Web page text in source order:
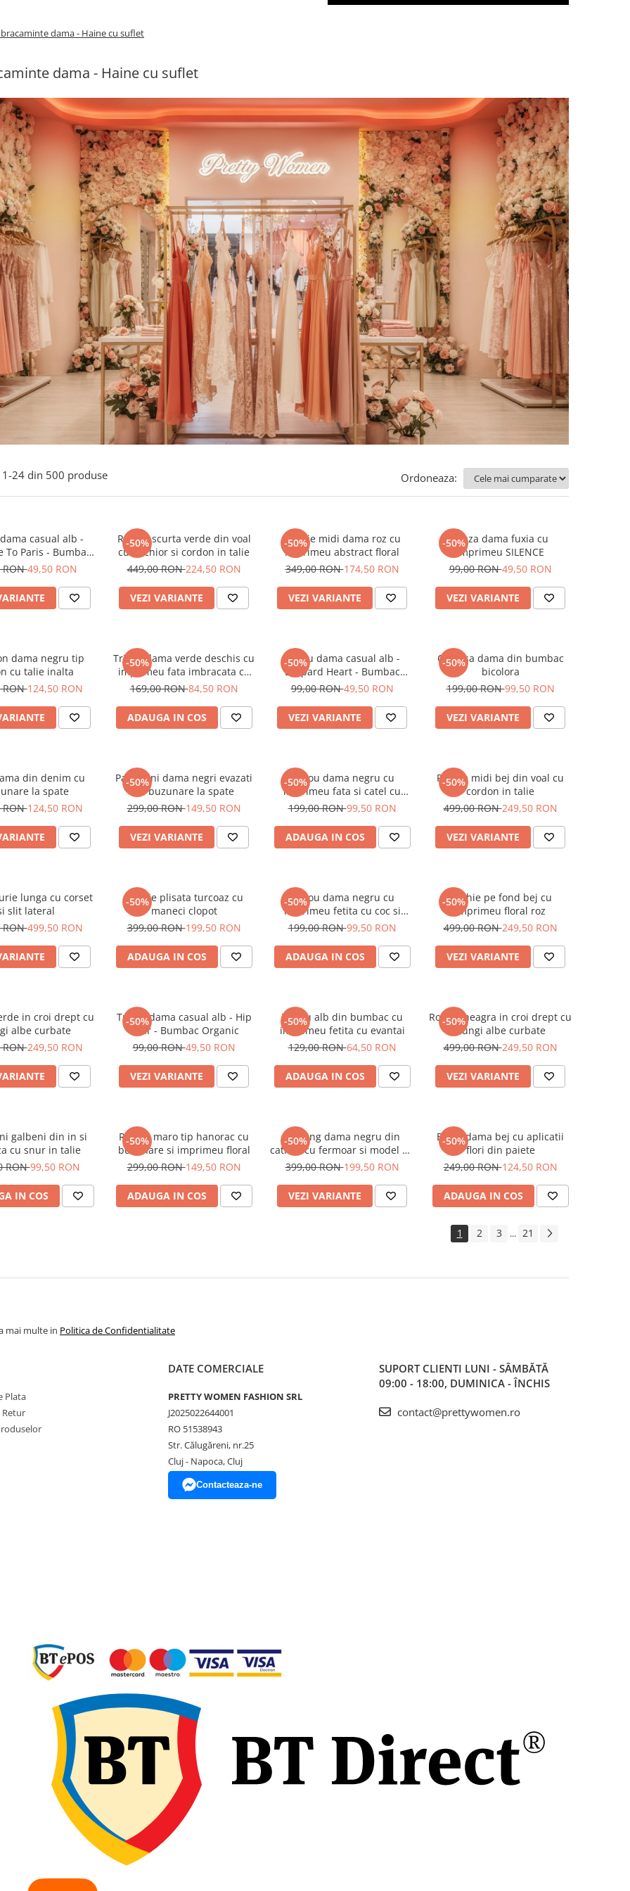
dama - Haine cu suflet
dama - Haine cu suflet
1-24 din 500 produse Ordoneaza:
casual alb -
To Paris - Bumbac
Organic
RON49,50 RON
-50%
Rochie scurta verde din voal
cu anchior si cordon in talie
449,00 RON224,50 RON
VEZI VARIANTE
-50%
Rochie midi dama roz cu
imprimeu abstract floral
349,00 RON174,50 RON
VEZI VARIANTE
-50%Bluza dama fuxia cu
imprimeu SILENCE
99,00 RON49,50 RON
VEZI VARIANTE
dama negru tip
cu talie inalta
RON124,50 RON
-50%
Tricou dama verde deschis cu
imprimeu fata imbracata cu
alb si inghetata in mana
169,00 RON84,50 RON
ADAUGA IN COS
-50%
Tricou dama casual alb -
Leopard Heart - Bumbac
Organic
99,00 RON49,50 RON
VEZI VARIANTE
-50%
Camasa dama din bumbac
bicolora
199,00 RON99,50 RON
VEZI VARIANTE
din denim cu
la spate
RON124,50 RON
-50%
Pantaloni dama negri evazati
cu buzunare la spate
299,00 RON149,50 RON
VEZI VARIANTE
-50%
Tricou dama negru cu
imprimeu fata si catel cu
ochelari
199,00 RON99,50 RON
ADAUGA IN COS
-50%
Rochie midi bej din voal cu
cordon in talie
499,00 RON249,50 RON
VEZI VARIANTE
lunga cu corset
slit lateral
RON499,50 RON
-50%
Rochie plisata turcoaz cu
maneci clopot
399,00 RON199,50 RON
ADAUGA IN COS
-50%
Tricou dama negru cu
imprimeu fetita cu coc si
ochelari albastrii
199,00 RON99,50 RON
ADAUGA IN COS
-50%
Rochie pe fond bej cu
imprimeu floral roz
499,00 RON249,50 RON
VEZI VARIANTE
in croi drept cu
albe curbate
RON249,50 RON
-50%
Tricou dama casual alb - Hip
Bear - Bumbac Organic
99,00 RON49,50 RON
VEZI VARIANTE
-50%
Tricou alb din bumbac cu
imprimeu fetita cu evantai
129,00 RON64,50 RON
ADAUGA IN COS
-50%
Rochie neagra in croi drept cu
dungi albe curbate
499,00 RON249,50 RON
VEZI VARIANTE
galbeni din in si
cu snur in talie
RON99,50 RON
IN COS
-50%
Rochie maro tip hanorac cu
buzunare si imprimeu floral
299,00 RON149,50 RON
ADAUGA IN COS
-50%
Trening dama negru din
catifea cu fermoar si model pe
jacheta
399,00 RON199,50 RON
VEZI VARIANTE
-50%
Bluza dama bej cu aplicatii
flori din paiete
249,00 RON124,50 RON
ADAUGA IN COS
1 2 3 ... 21
mai multe in Politica de Confidentialitate
Plata
Retur
DATE COMERCIALE
PRETTY WOMEN FASHION SRL
J2025022644001
RO 51538943
Str. Călugăreni, nr.25
Cluj - Napoca, Cluj
Contacteaza-ne
SUPORT CLIENTI LUNI - SÂMBĂTĂ
09:00 - 18:00, DUMINICA - ÎNCHIS
contact@prettywomen.ro